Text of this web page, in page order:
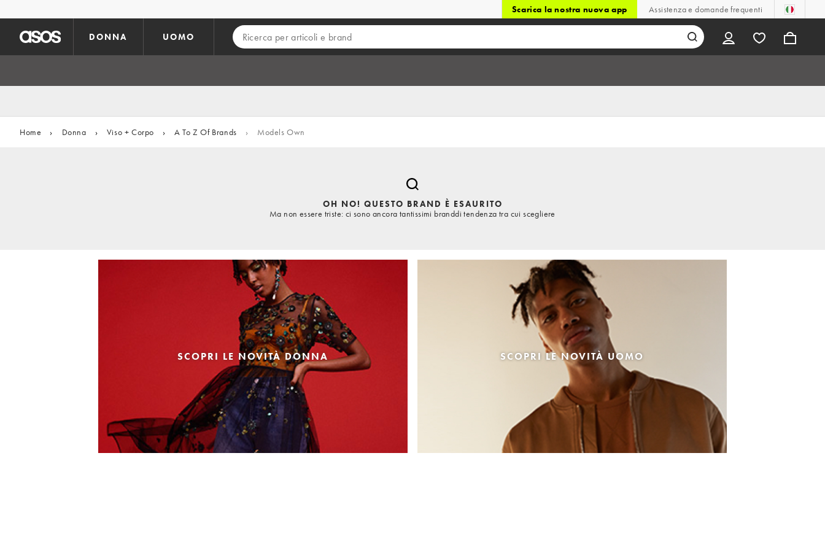
Scarica la nostra nuova app Assistenza e domande frequenti
DONNA UOMO
Home › Donna › Viso + Corpo › A To Z Of Brands › Models Own
OH NO! QUESTO BRAND È ESAURITO
Ma non essere triste: ci sono ancora tantissimi branddi tendenza tra cui scegliere
SCOPRI LE NOVITÀ DONNA SCOPRI LE NOVITÀ UOMO